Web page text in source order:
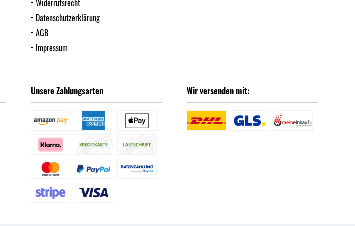
Widerrufsrecht
Datenschutzerklärung
AGB
Impressum
Unsere Zahlungsarten Wir versenden mit: